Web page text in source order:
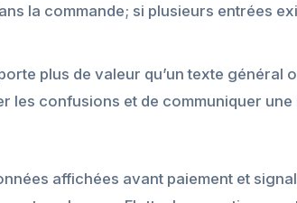
la commande; si plusieurs entrées
plus de valeur qu’un texte général
les confusions et de communiquer
affichées avant paiement et